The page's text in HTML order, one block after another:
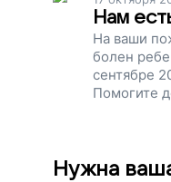
Нам
На ваши
болен
сентябре
Помогите
Нужна